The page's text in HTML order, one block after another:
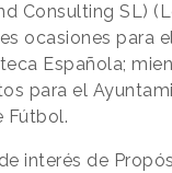
Consulting SL)
ocasiones para
Española;
para el
Fútbol.
interés de